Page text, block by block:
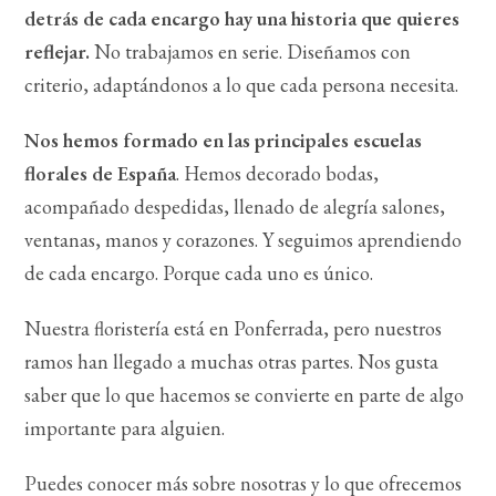
detrás de cada encargo hay una historia que quieres
reflejar. No trabajamos en serie. Diseñamos con
criterio, adaptándonos a lo que cada persona necesita.
Nos hemos formado en las principales escuelas
florales de España. Hemos decorado bodas,
acompañado despedidas, llenado de alegría salones,
ventanas, manos y corazones. Y seguimos aprendiendo
de cada encargo. Porque cada uno es único.
Nuestra floristería está en Ponferrada, pero nuestros
ramos han llegado a muchas otras partes. Nos gusta
saber que lo que hacemos se convierte en parte de algo
importante para alguien.
Puedes conocer más sobre nosotras y lo que ofrecemos